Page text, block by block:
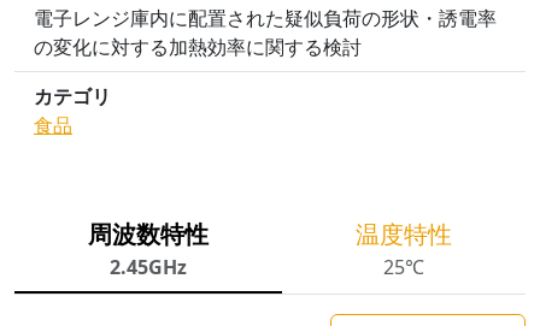
電子レンジ庫内に配置された疑似負荷の形状・誘電率
の変化に対する加熱効率に関する検討
カテゴリ
食品
周波数特性
2.45GHz
温度特性
25℃